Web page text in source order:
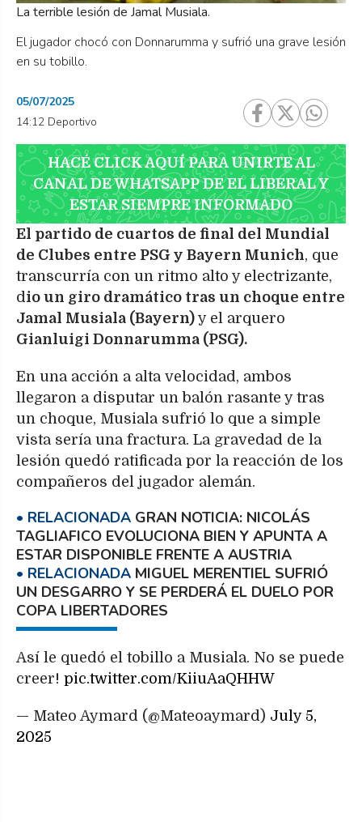
El jugador chocó con Donnarumma y sufrió una grave lesión
en su tobillo.
La terrible lesión de Jamal Musiala.
05/07/2025
14:12 Deportivo
HACÉ CLICK AQUÍ PARA UNIRTE AL
CANAL DE WHATSAPP DE EL LIBERAL Y
ESTAR SIEMPRE INFORMADO
El partido de cuartos de final del Mundial
de Clubes entre PSG y Bayern Munich, que
transcurría con un ritmo alto y electrizante,
dio un giro dramático tras un choque entre
Jamal Musiala (Bayern) y el arquero
Gianluigi Donnarumma (PSG).
En una acción a alta velocidad, ambos
llegaron a disputar un balón rasante y tras
un choque, Musiala sufrió lo que a simple
vista sería una fractura. La gravedad de la
lesión quedó ratificada por la reacción de los
compañeros del jugador alemán.
GRAN NOTICIA: NICOLÁS
TAGLIAFICO EVOLUCIONA BIEN Y APUNTA A
ESTAR DISPONIBLE FRENTE A AUSTRIA
MIGUEL MERENTIEL SUFRIÓ
UN DESGARRO Y SE PERDERÁ EL DUELO POR
COPA LIBERTADORES
Así le quedó el tobillo a Musiala. No se puede
creer! pic.twitter.com/KiiuAaQHHW
— Mateo Aymard (@Mateoaymard) July 5,
2025